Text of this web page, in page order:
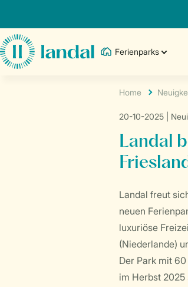
Ferienparks
Home
20-10-2025 |
Landal
Landal freut
neuen
luxuriöse
(Niederlande)
Der Park mit
im Herbst 2025